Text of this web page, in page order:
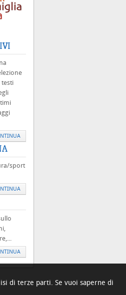
testi
sport
di terze parti. Se vuoi saperne di